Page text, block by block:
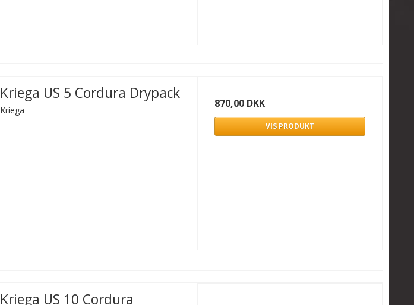
Kriega US 5 Cordura Drypack
Kriega
870,00 DKK
VIS PRODUKT
Kriega US 10 Cordura